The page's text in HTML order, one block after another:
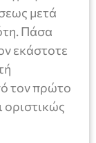
μετά
Πάσα
εκάστοτε
τον πρώτο
οριστικώς